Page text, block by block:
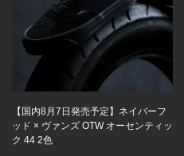
【国内8月7日発売予定】ネイバーフ
ッド × ヴァンズ OTW オーセンティッ
ク 44 2色